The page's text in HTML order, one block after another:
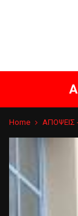
Home ΑΠΟΨΕΙΣ